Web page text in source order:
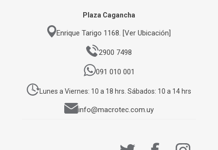
Plaza Cagancha
Enrique Tarigo 1168. [Ver Ubicación]
2900 7498
091 010 001
Lunes a Viernes: 10 a 18 hrs. Sábados: 10 a 14 hrs
info@macrotec.com.uy